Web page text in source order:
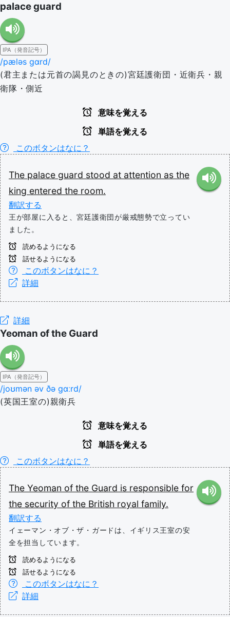
palace guard
IPA（発音記号）
/pæləs ɡɑrd/
(君主または元首の謁見のときの)宮廷護衛団・近衛兵・親
衛隊・側近
意味を覚える
単語を覚える
このボタンはなに？
The palace guard stood at attention as the
king entered the room.
翻訳する
王が部屋に入ると、宮廷護衛団が厳戒態勢で立ってい
ました。
読めるようになる
話せるようになる
このボタンはなに？
詳細
詳細
Yeoman of the Guard
IPA（発音記号）
/joʊmən əv ðə ɡɑːrd/
(英国王室の)親衛兵
意味を覚える
単語を覚える
このボタンはなに？
The Yeoman of the Guard is responsible for
the security of the British royal family.
翻訳する
イェーマン・オブ・ザ・ガードは、イギリス王室の安
全を担当しています。
読めるようになる
話せるようになる
このボタンはなに？
詳細